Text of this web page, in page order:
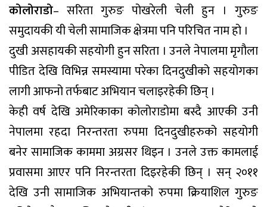
कोलोराडो– सरिता गुरुङ पोखरेली चेली हुन । गुरुङ
समुदायकी यी चेली सामाजिक क्षेत्रमा पनि परिचित नाम हो ।
दुखी असहायकी सहयोगी हुन सरिता । उनले नेपालमा मृगौला
पीडित देखि विभिन्न समस्यामा परेका दिनदुखीको सहयोगका
लागी आफनो तर्फबाट अभियान चलाइरहेकी छिन् ।
केही वर्ष देखि अमेरिकाका कोलोराडोमा बस्दै आएकी उनी
नेपालमा रहदा निरन्तरता रुपमा दिनदुखीहरुको सहयोगी
बनेर सामाजिक काममा अग्रसर थिइन । उनले उक्त कामलाई
प्रवासमा आएर पनि निरन्तरता दिइरहेकी छिन् । सन् २०११
देखि उनी सामाजिक अभियान्तको रुपमा क्रियाशिल गुरुङ